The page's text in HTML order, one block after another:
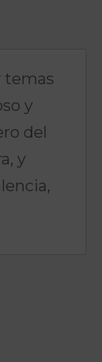
temas
y
del
y